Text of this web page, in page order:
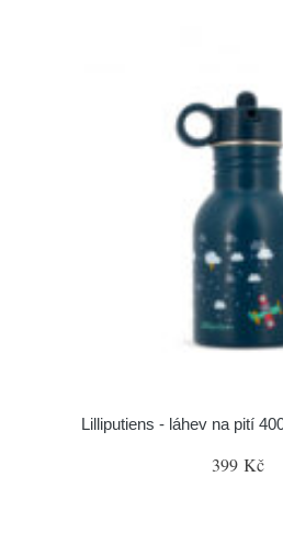
Lilliputiens - láhev na pití
399 Kč